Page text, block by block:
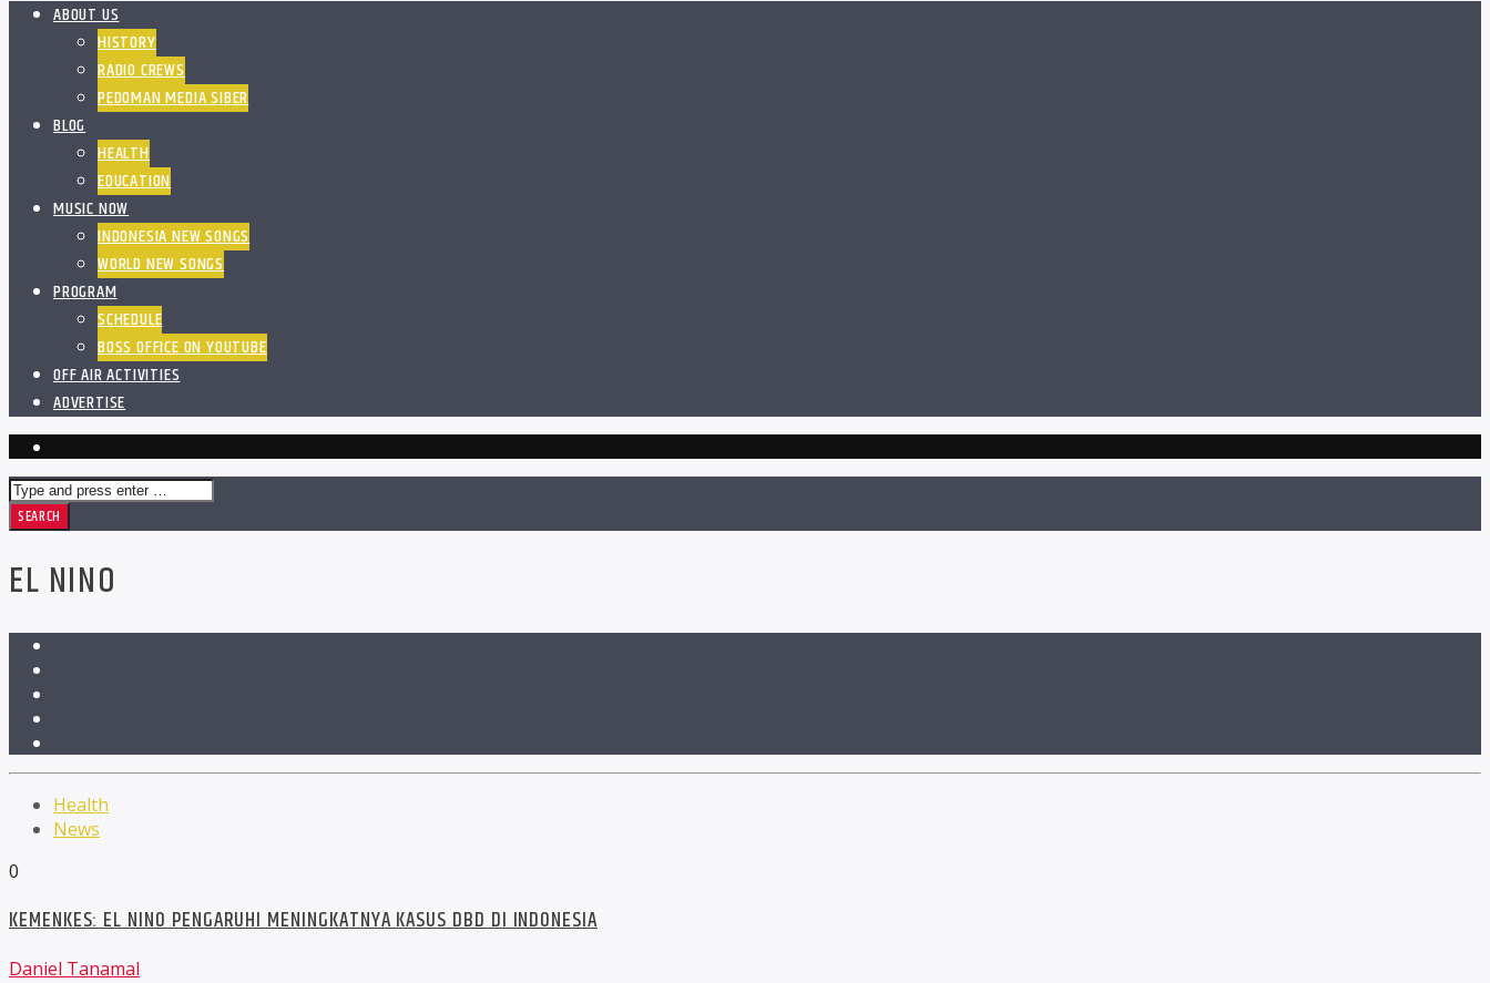
ABOUT US
HISTORY
RADIO CREWS
PEDOMAN MEDIA SIBER
BLOG
HEALTH
EDUCATION
MUSIC NOW
INDONESIA NEW SONGS
WORLD NEW SONGS
PROGRAM
SCHEDULE
BOSS OFFICE ON YOUTUBE
OFF AIR ACTIVITIES
ADVERTISE
EL NINO
Health
News
0
KEMENKES: EL NINO PENGARUHI MENINGKATNYA KASUS DBD DI INDONESIA
Daniel Tanamal